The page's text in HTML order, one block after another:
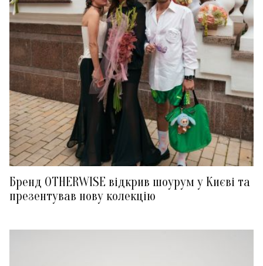
Бренд OTHERWISE відкрив шоурум у Києві та
презентував нову колекцію